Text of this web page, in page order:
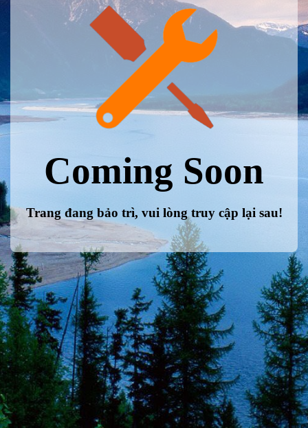
Coming Soon
Trang đang bảo trì, vui lòng truy cập lại sau!